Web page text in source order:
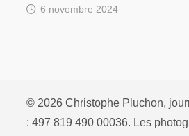
6 novembre 2024
© 2026 Christophe Pluchon,
: 497 819 490 00036. Les